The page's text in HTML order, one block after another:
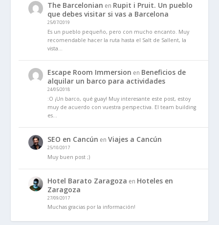
The Barcelonian en Rupit i Pruit. Un pueblo
que debes visitar si vas a Barcelona
25/07/2019
Es un pueblo pequeño, pero con mucho encanto. Muy
recomendable hacer la ruta hasta el Salt de Sallent, la
vista…
Escape Room Immersion en Beneficios de
alquilar un barco para actividades
24/05/2018
:O ¡Un barco, qué guay! Muy interesante este post, estoy
muy de acuerdo con vuestra perspectiva. El team building
es…
SEO en Cancún enViajes a Cancún
25/10/2017
Muy buen post ;)
Hotel Barato Zaragoza en Hoteles en
Zaragoza
27/09/2017
Muchas gracias por la información!